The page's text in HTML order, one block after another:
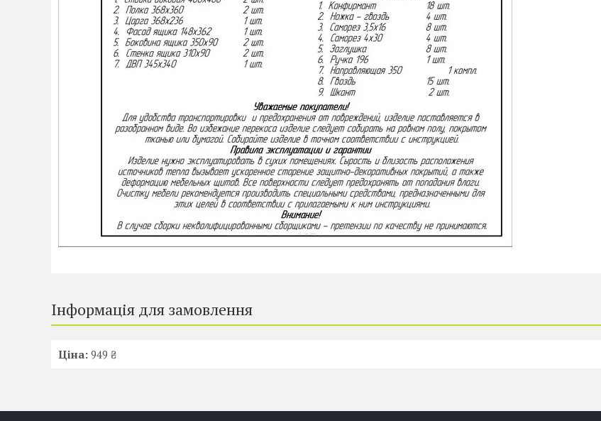
Інформація для замовлення
Ціна: 949 ₴